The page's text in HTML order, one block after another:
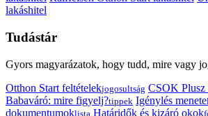
lakáshitel
Tudástár
Gyors magyarázatok, hogy tudd, mire vagy
Otthon Start feltételekjogosultság CSOK Plusz
Babaváró: mire figyelj?tippek Igénylés menete
dokumentumoklista Határidők és kizáró okok